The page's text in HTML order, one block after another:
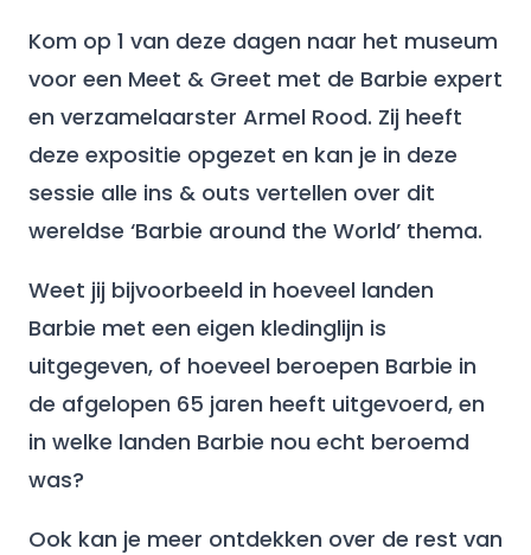
Kom op 1 van deze dagen naar het museum
voor een Meet & Greet met de Barbie expert
en verzamelaarster Armel Rood. Zij heeft
deze expositie opgezet en kan je in deze
sessie alle ins & outs vertellen over dit
wereldse ‘Barbie around the World’ thema.
Weet jij bijvoorbeeld in hoeveel landen
Barbie met een eigen kledinglijn is
uitgegeven, of hoeveel beroepen Barbie in
de afgelopen 65 jaren heeft uitgevoerd, en
in welke landen Barbie nou echt beroemd
was?
Ook kan je meer ontdekken over de rest van